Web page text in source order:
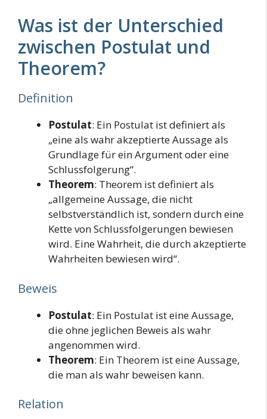
Was ist der Unterschied
zwischen Postulat und
Theorem?
Definition
Postulat: Ein Postulat ist definiert als
„eine als wahr akzeptierte Aussage als
Grundlage für ein Argument oder eine
Schlussfolgerung“.
Theorem: Theorem ist definiert als
„allgemeine Aussage, die nicht
selbstverständlich ist, sondern durch eine
Kette von Schlussfolgerungen bewiesen
wird. Eine Wahrheit, die durch akzeptierte
Wahrheiten bewiesen wird“.
Beweis
Postulat: Ein Postulat ist eine Aussage,
die ohne jeglichen Beweis als wahr
angenommen wird.
Theorem: Ein Theorem ist eine Aussage,
die man als wahr beweisen kann.
Relation